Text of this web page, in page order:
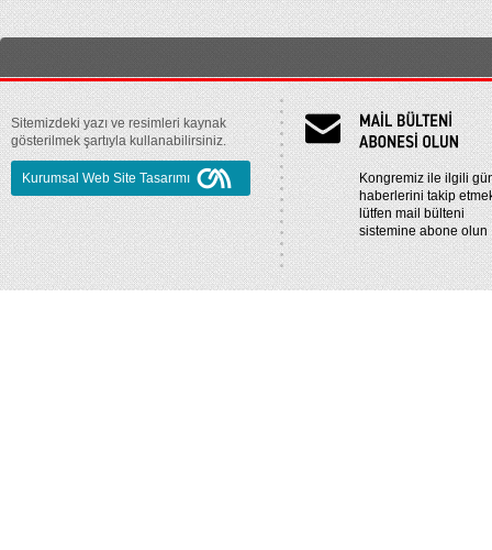
Sitemizdeki yazı ve resimleri kaynak
gösterilmek şartıyla kullanabilirsiniz.
Kurumsal Web Site Tasarımı
Kongremiz ile ilgili
haberlerini takip
lütfen mail bülteni
sistemine abone olun